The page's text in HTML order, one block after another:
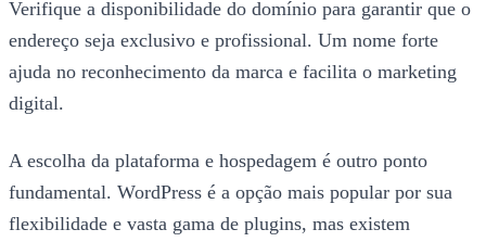
Verifique a disponibilidade do domínio para garantir que o
endereço seja exclusivo e profissional. Um nome forte
ajuda no reconhecimento da marca e facilita o marketing
digital.
A escolha da plataforma e hospedagem é outro ponto
fundamental. WordPress é a opção mais popular por sua
flexibilidade e vasta gama de plugins, mas existem